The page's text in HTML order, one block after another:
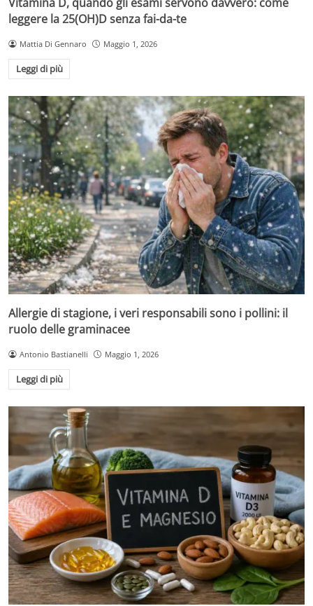
leggere la 25(OH)D senza fai-da-te
Mattia Di Gennaro Maggio 1, 2026
Leggi di più
Allergie di stagione, i veri responsabili sono i pollini: il
ruolo delle graminacee
Antonio Bastianelli Maggio 1, 2026
Leggi di più